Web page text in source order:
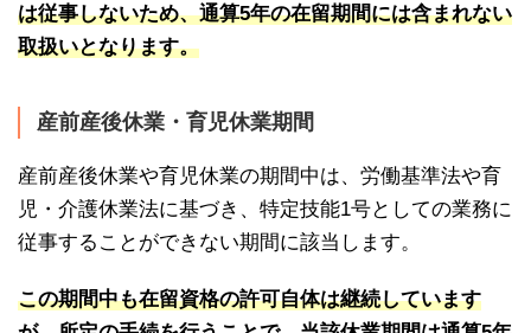
は従事しないため、通算5年の在留期間には含まれない
取扱いとなります。
産前産後休業・育児休業期間
産前産後休業や育児休業の期間中は、労働基準法や育
児・介護休業法に基づき、特定技能1号としての業務に
従事することができない期間に該当します。
この期間中も在留資格の許可自体は継続しています